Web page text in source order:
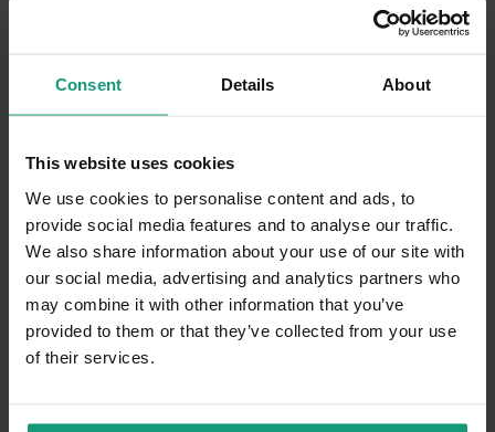
Consent Details About
This website uses cookies
We use cookies to personalise content and ads, to
provide social media features and to analyse our traffic.
We also share information about your use of our site with
our social media, advertising and analytics partners who
may combine it with other information that you’ve
provided to them or that they’ve collected from your use
of their services.
Karma weterynaryjna dla psów z alergiami i problemami
trawiennymi jest bardzo wysoko oceniana. Recenzenci
podkreślają, żeskutecznie eliminuje objawy alergii,
takie jak świąd i problemy skórne, a także jest dobrze
tolerowana przez wrażliwe psy. Pieski chętnie ją
jedzą, a skład jest dostosowany do potrzeb zwierząt.
Wysoka cena jest postrzegana jako jedyna wada, ale
skuteczność przy alergiach (7) smakowitość (5)